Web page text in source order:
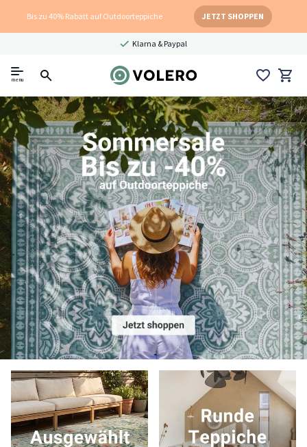
Bis zu 40% Rabatt auf Outdoorteppiche JETZT SHOPPEN
Klarna & Paypal
menu